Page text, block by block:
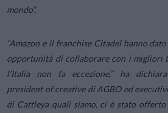
mondo”.
“Amazon e il franchise Citadel hanno
opportunità di collaborare con i migliori
l’Italia non fa eccezione,”ha
president of creative di AGBO ed
di Cattleya quali siamo, ci è stato